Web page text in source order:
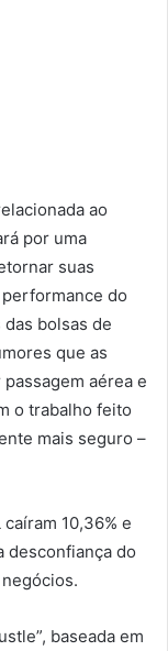
ao
por uma
suas
do
bolsas de
que as
passagem aérea e
o trabalho feito
mais seguro –
10,36% e
desconfiança do
negócios.
baseada em